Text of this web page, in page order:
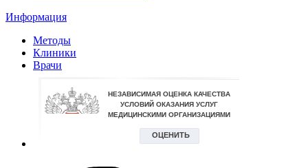
Информация
Методы
Клиники
Врачи